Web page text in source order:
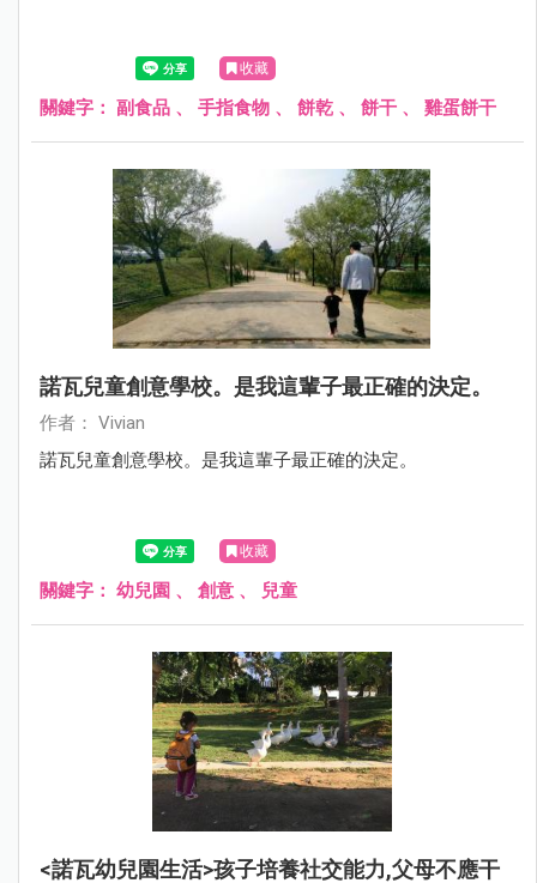
收藏
關鍵字： 副食品 、 手指食物 、 餅乾 、 餅干 、 雞蛋餅干
諾瓦兒童創意學校。是我這輩子最正確的決定。
作者： Vivian
諾瓦兒童創意學校。是我這輩子最正確的決定。
收藏
關鍵字： 幼兒園 、 創意 、 兒童
<諾瓦幼兒園生活>孩子培養社交能力,父母不應干